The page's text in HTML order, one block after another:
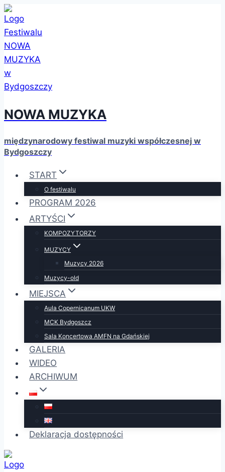
Przejdź
do
treści
NOWA MUZYKA
międzynarodowy festiwal muzyki współczesnej w
Bydgoszczy
START
O festiwalu
PROGRAM 2026
ARTYŚCI
KOMPOZYTORZY
MUZYCY
Muzycy 2026
Muzycy-old
MIEJSCA
Aula Copernicanum UKW
MCK Bydgoszcz
Sala Koncertowa AMFN na Gdańskiej
GALERIA
WIDEO
ARCHIWUM
Deklaracja dostępności